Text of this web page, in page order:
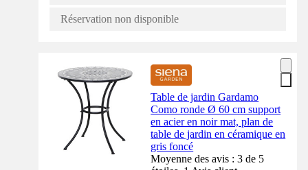
Réservation non disponible
Table de jardin Gardamo
Como ronde Ø 60 cm support
en acier en noir mat, plan de
table de jardin en céramique en
gris foncé
Moyenne des avis : 3 de 5